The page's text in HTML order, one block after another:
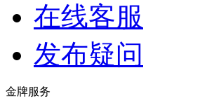
在线客服
发布疑问
金牌服务